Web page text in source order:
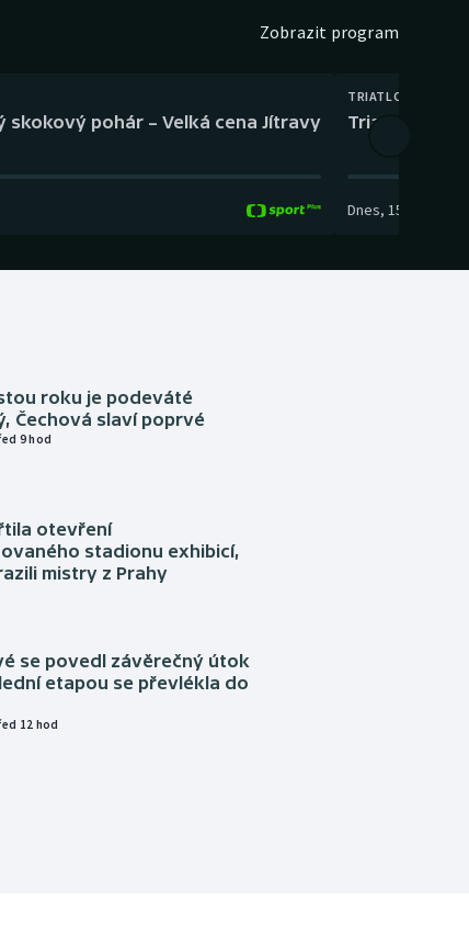
Zobrazit program
skokový pohár – Velká cena Jítravy
TRIATLON
Triatlon:
Dnes, 15:00
roku je podeváté
Čechová slaví poprvé
9 hod
otevření
stadionu exhibicí,
mistry z Prahy
se povedl závěrečný útok
etapou se převlékla do
12 hod